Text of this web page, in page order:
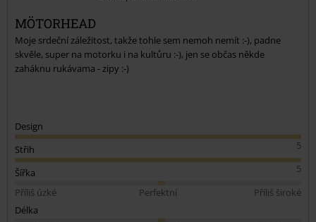
Odeslat komentář
MÖTORHEAD
Moje srdeční záležitost, takže tohle sem nemoh nemít :-), padne
skvěle, super na motorku i na kultůru :-), jen se občas někde
zaháknu rukávama - zipy :-)
Design
5
Střih
5
Šířka
Příliš úzké
Perfektní
Příliš široké
Délka